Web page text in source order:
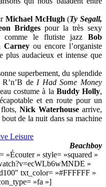
Michael McHugh (Ty Segall,
Bridges pour la très sexy
comme le flutiste jazz Bob
Carney ou encore l’organiste
plus audacieux et intense que
superbement, du splendide
de I Had Some Money
costume à la Buddy Holly,
et en route pour un
Nick Waterhouse arrive,
de la nuit dans sa machine
Leisure
Beachboy
»Écouter » style= »squared »
»
txt_color= »#FFFFFF »
»fa »]